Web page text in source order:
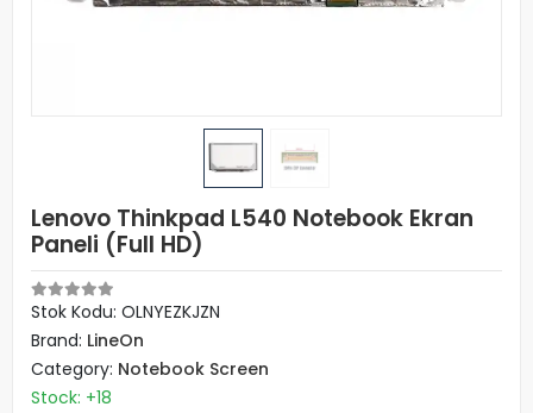
Lenovo Thinkpad L540 Notebook Ekran
Paneli (Full HD)
Stok Kodu: OLNYEZKJZN
Brand: LineOn
Category: Notebook Screen
Stock: +18